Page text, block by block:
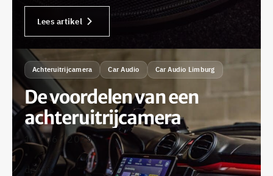
Lees artikel
Achteruitrijcamera Car Audio Car Audio Limburg
De voordelen van een
achteruitrijcamera
16 / 06 / 2025
dennis